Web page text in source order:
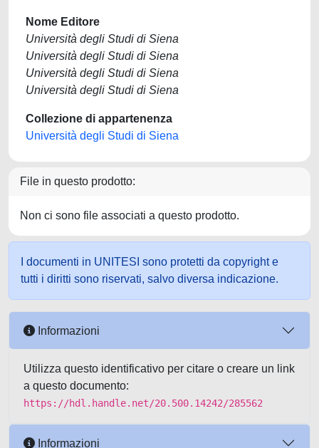
Nome Editore
Università degli Studi di Siena
Università degli Studi di Siena
Università degli Studi di Siena
Università degli Studi di Siena
Collezione di appartenenza
Università degli Studi di Siena
File in questo prodotto:
Non ci sono file associati a questo prodotto.
I documenti in UNITESI sono protetti da copyright e
tutti i diritti sono riservati, salvo diversa indicazione.
Informazioni
Utilizza questo identificativo per citare o creare un link
a questo documento:
https://hdl.handle.net/20.500.14242/285562
Informazioni